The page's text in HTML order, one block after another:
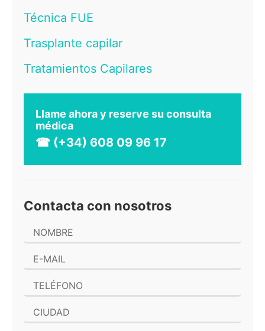
Técnica FUE
Trasplante capilar
Tratamientos Capilares
Llame ahora y reserve su consulta
médica
☎ (+34) 608 09 96 17
Contacta con nosotros